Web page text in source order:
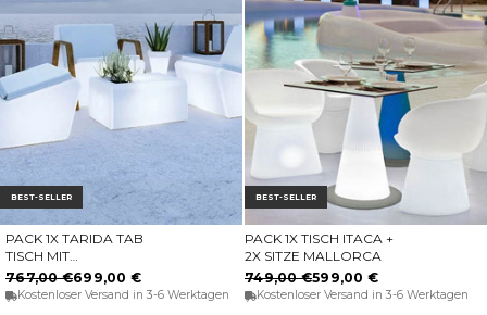
BEST-SELLER
IN DEN WARENKORB
PACK 1X TARIDA TAB
TISCH MIT
LAUTSPRECHER + 2X
TARIDA SIT SITZE (OHNE
767,00 €699,00 €
Kostenloser Versand in 3-6 Werktagen
BEST-SELLER
IN DEN WARENKORB
PACK 1X TISCH ITACA +
2X SITZE MALLORCA
749,00 €599,00 €
Kostenloser Versand in 3-6 Werktagen